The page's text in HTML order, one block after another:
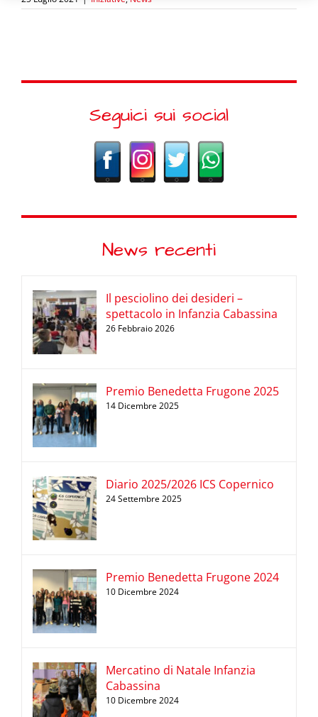
Seguici sui social
News recenti
Il pesciolino dei desideri –
spettacolo in Infanzia Cabassina
26 Febbraio 2026
Premio Benedetta Frugone 2025
14 Dicembre 2025
Diario 2025/2026 ICS Copernico
24 Settembre 2025
Premio Benedetta Frugone 2024
10 Dicembre 2024
Mercatino di Natale Infanzia
Cabassina
10 Dicembre 2024